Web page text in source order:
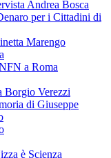
Andrea Bosca
per i Cittadini di
Marengo
a Roma
Borgio Verezzi
di Giuseppe
è Scienza